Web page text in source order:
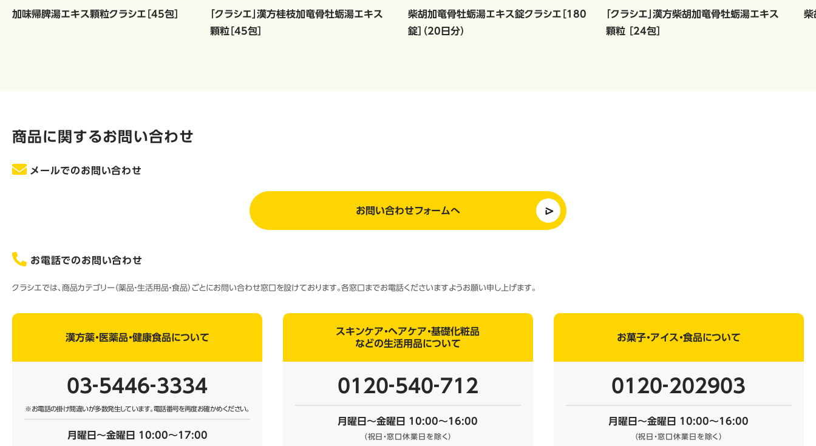
加味帰脾湯エキス顆粒クラシエ［45包］
「クラシエ」漢方桂枝加竜骨牡蛎湯エキス
顆粒［45包］
柴胡加竜骨牡蛎湯エキス錠クラシエ［180
錠］（20日分）
「クラシエ」漢方柴胡加竜骨牡蛎湯エキス
顆粒 ［24包］
柴
商品に関するお問い合わせ
メールでのお問い合わせ
お問い合わせフォームへ
お電話でのお問い合わせ
クラシエでは、商品カテゴリー（薬品・生活用品・食品）ごとにお問い合わせ窓口を設けております。各窓口までお電話くださいますようお願い申し上げます。
漢方薬・医薬品・健康食品について
03‐5446‐3334
※お電話の掛け間違いが多数発生しています。電話番号を再度お確かめください。
月曜日～金曜日 10:00～17:00
スキンケア・ヘアケア・基礎化粧品
などの生活用品について
0120‐540‐712
月曜日～金曜日 10:00～16:00
（祝日・窓口休業日を除く）
お菓子・アイス・食品について
0120‐202903
月曜日～金曜日 10:00～16:00
（祝日・窓口休業日を除く）